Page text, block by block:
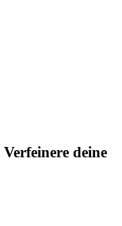
Verfeinere deine